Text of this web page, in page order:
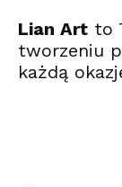
Lian Art to
tworzeniu
każdą